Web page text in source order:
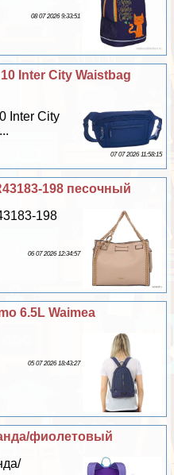
08 07 2026 9:33:51
Inter City Waistbag
Inter City
07 07 2026 11:58:15
198 песочный
198
06 07 2026 12:34:57
6.5L Waimea
05 07 2026 18:43:27
фиолетовый